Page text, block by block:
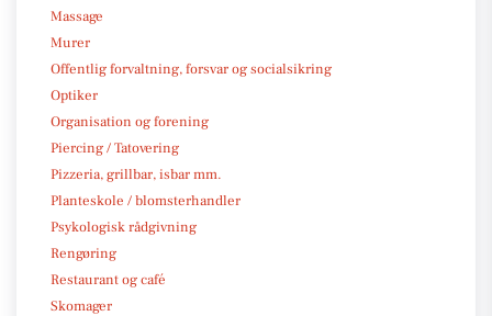
Massage
Murer
Offentlig forvaltning, forsvar og socialsikring
Optiker
Organisation og forening
Piercing / Tatovering
Pizzeria, grillbar, isbar mm.
Planteskole / blomsterhandler
Psykologisk rådgivning
Rengøring
Restaurant og café
Skomager